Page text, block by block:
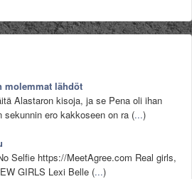
molemmat lähdöt
Alastaron kisoja, ja se Pena oli ihan
sekunnin ero kakkoseen on ra (...)
Selfie https://MeetAgree.com Real girls,
GIRLS Lexi Belle (...)